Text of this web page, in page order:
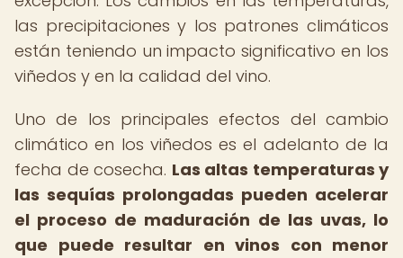
las precipitaciones y los patrones climáticos
están teniendo un impacto significativo en los
viñedos y en la calidad del vino.
Uno de los principales efectos del cambio
climático en los viñedos es el adelanto de la
fecha de cosecha. Las altas temperaturas y
las sequías prolongadas pueden acelerar
el proceso de maduración de las uvas, lo
que puede resultar en vinos con menor